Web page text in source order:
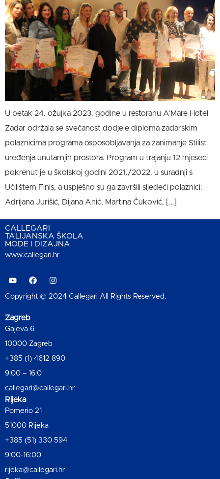
U petak 24. ožujka 2023. godine u restoranu A’Mare Hotel
Zadar održala se svečanost dodjele diploma zadarskim
polaznicima programa osposobljavanja za zanimanje Stilist
uređenja unutarnjih prostora. Program u trajanju 12 mjeseci
pokrenut je u školskoj godini 2021./2022. u suradnji s
Učilištem Finis, a uspješno su ga završili sljedeći polaznici:
Adrijana Jurišić, Dijana Anić, Martina Čuković, […]
CALLEGARI
TALIJANSKA ŠKOLA
MODE I DIZAJNA
www.callegari.hr
Copyright © 2024 Callegari All Rights Reserved.
Zagreb
Gajeva 6
10000 Zagreb
+385 (1) 4612 890
9:00 – 16:0
callegari@callegari.hr
Rijeka
Pomerio 21
51000 Rijeka
+385 (51) 330 594
9:00-16:00
rijeka@callegari.hr